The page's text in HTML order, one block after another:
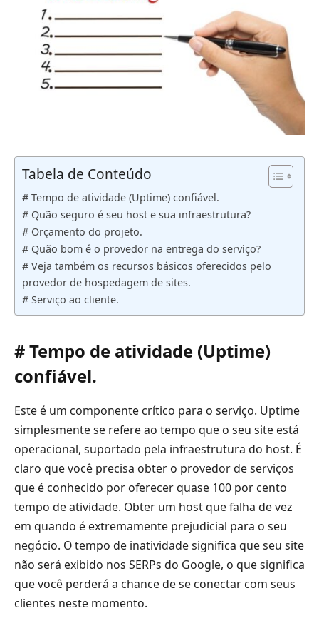
Tabela de Conteúdo
# Tempo de atividade (Uptime) confiável.
# Quão seguro é seu host e sua infraestrutura?
# Orçamento do projeto.
# Quão bom é o provedor na entrega do serviço?
# Veja também os recursos básicos oferecidos pelo
provedor de hospedagem de sites.
# Serviço ao cliente.
# Tempo de atividade (Uptime)
confiável.
Este é um componente crítico para o serviço. Uptime
simplesmente se refere ao tempo que o seu site está
operacional, suportado pela infraestrutura do host. É
claro que você precisa obter o provedor de serviços
que é conhecido por oferecer quase 100 por cento
tempo de atividade. Obter um host que falha de vez
em quando é extremamente prejudicial para o seu
negócio. O tempo de inatividade significa que seu site
não será exibido nos SERPs do Google, o que significa
que você perderá a chance de se conectar com seus
clientes neste momento.